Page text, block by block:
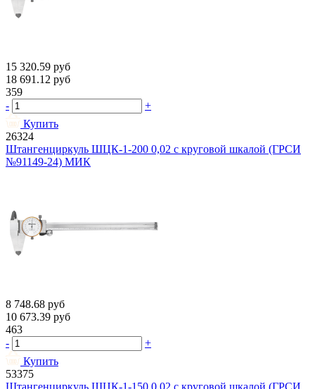
15 320.59 руб
18 691.12 руб
359
-
+
Купить
26324
Штангенциркуль ШЦК-1-200 0,02 с круговой шкалой (ГРСИ
№91149-24) МИК
8 748.68 руб
10 673.39 руб
463
-
+
Купить
53375
Штангенциркуль ШЦК-1-150 0,02 с круговой шкалой (ГРСИ